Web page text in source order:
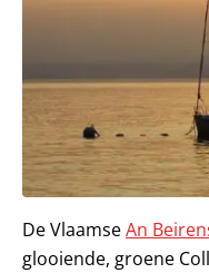
De VlaamseAn
glooiende, groene